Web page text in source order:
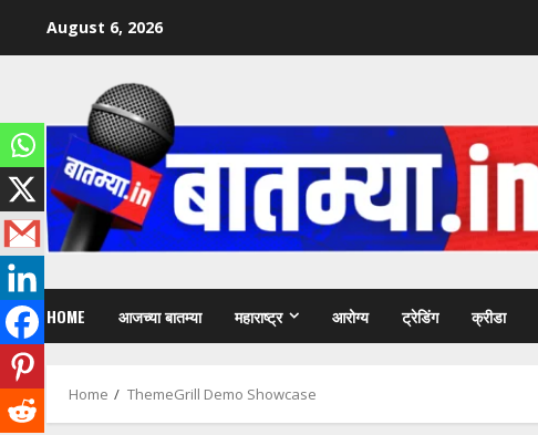
August 6, 2026
HOME आजच्या बातम्या महाराष्ट्र आरोग्य ट्रेडिंग क्रीडा
Home ThemeGrill Demo Showcase